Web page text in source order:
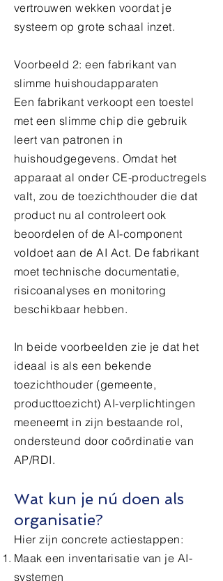
vertrouwen wekken voordat je
systeem op grote schaal inzet.
Voorbeeld 2: een fabrikant van
slimme huishoudapparaten
Een fabrikant verkoopt een toestel
met een slimme chip die gebruik
leert van patronen in
huishoudgegevens. Omdat het
apparaat al onder CE-productregels
valt, zou de toezichthouder die dat
product nu al controleert ook
beoordelen of de AI-component
voldoet aan de AI Act. De fabrikant
moet technische documentatie,
risicoanalyses en monitoring
beschikbaar hebben.
In beide voorbeelden zie je dat het
ideaal is als een bekende
toezichthouder (gemeente,
producttoezicht) AI-verplichtingen
meeneemt in zijn bestaande rol,
ondersteund door coördinatie van
AP/RDI.
Wat kun je nú doen als
organisatie?
Hier zijn concrete actiestappen:
Maak een inventarisatie van je AI-
systemen